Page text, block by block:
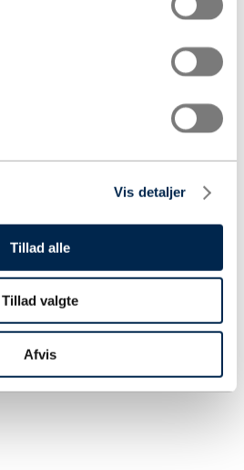
Vis detaljer
Tillad alle
Tillad valgte
Afvis